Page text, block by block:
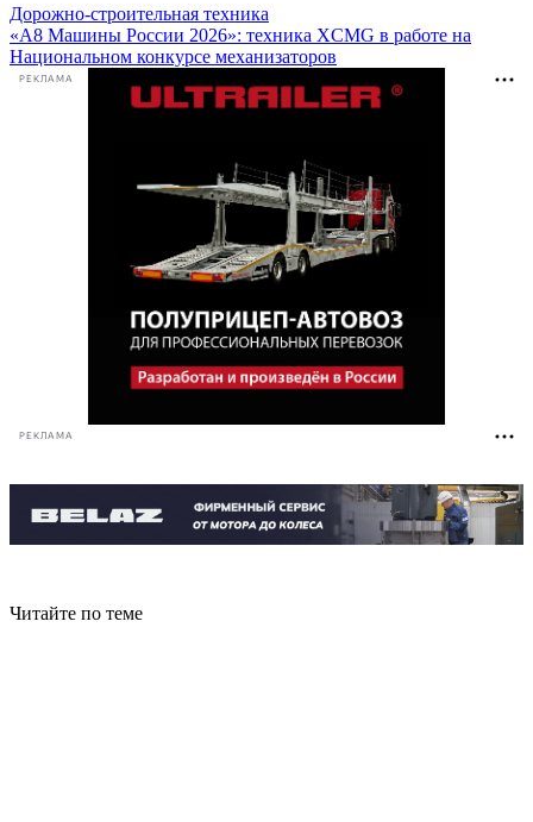
Дорожно-строительная техника
«А8 Машины России 2026»: техника XCMG в работе на
Национальном конкурсе механизаторов
РЕКЛАМА
РЕКЛАМА
Читайте по теме